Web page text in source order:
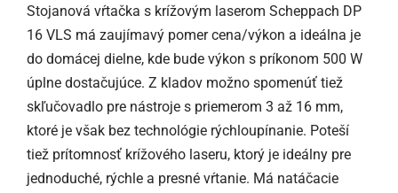
Stojanová vŕtačka s krížovým laserom Scheppach DP
16 VLS má zaujímavý pomer cena/výkon a ideálna je
do domácej dielne, kde bude výkon s príkonom 500 W
úplne dostačujúce. Z kladov možno spomenúť tiež
skľučovadlo pre nástroje s priemerom 3 až 16 mm,
ktoré je však bez technológie rýchloupínanie. Poteší
tiež prítomnosť krížového laseru, ktorý je ideálny pre
jednoduché, rýchle a presné vŕtanie. Má natáčacie